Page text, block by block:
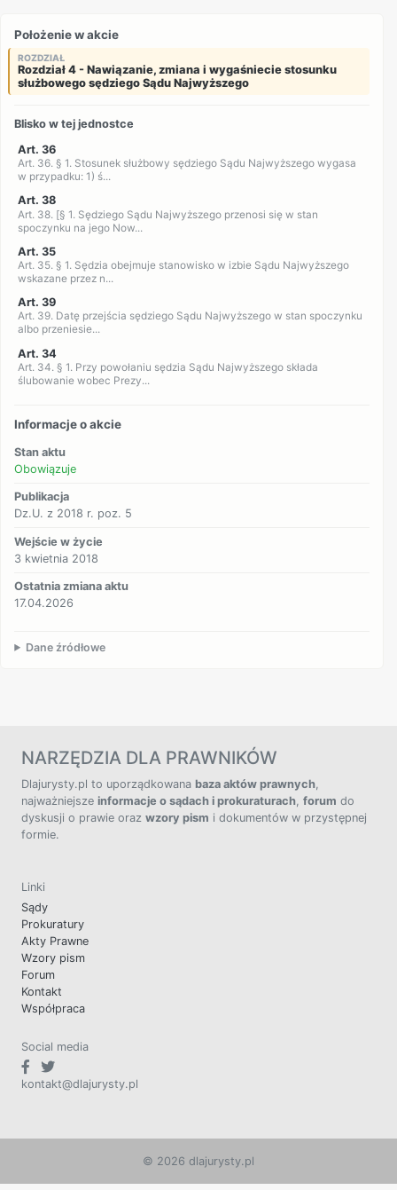
Położenie w akcie
ROZDZIAŁ
Rozdział 4 - Nawiązanie, zmiana i wygaśniecie stosunku
służbowego sędziego Sądu Najwyższego
Blisko w tej jednostce
Art. 36
Art. 36. § 1. Stosunek służbowy sędziego Sądu Najwyższego wygasa
w przypadku: 1) ś...
Art. 38
Art. 38. [§ 1. Sędziego Sądu Najwyższego przenosi się w stan
spoczynku na jego Now...
Art. 35
Art. 35. § 1. Sędzia obejmuje stanowisko w izbie Sądu Najwyższego
wskazane przez n...
Art. 39
Art. 39. Datę przejścia sędziego Sądu Najwyższego w stan spoczynku
albo przeniesie...
Art. 34
Art. 34. § 1. Przy powołaniu sędzia Sądu Najwyższego składa
ślubowanie wobec Prezy...
Informacje o akcie
Stan aktu
Obowiązuje
Publikacja
Dz.U. z 2018 r. poz. 5
Wejście w życie
3 kwietnia 2018
Ostatnia zmiana aktu
17.04.2026
Dane źródłowe
NARZĘDZIA DLA PRAWNIKÓW
Dlajurysty.pl to uporządkowana baza aktów prawnych,
najważniejsze informacje o sądach i prokuraturach, forum do
dyskusji o prawie oraz wzory pism i dokumentów w przystępnej
formie.
Linki
Sądy
Prokuratury
Akty Prawne
Wzory pism
Forum
Kontakt
Współpraca
Social media
kontakt@dlajurysty.pl
© 2026 dlajurysty.pl